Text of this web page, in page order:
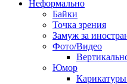
Неформально
Байки
Точка зрения
Замуж за
Фото/Видео
Юмор